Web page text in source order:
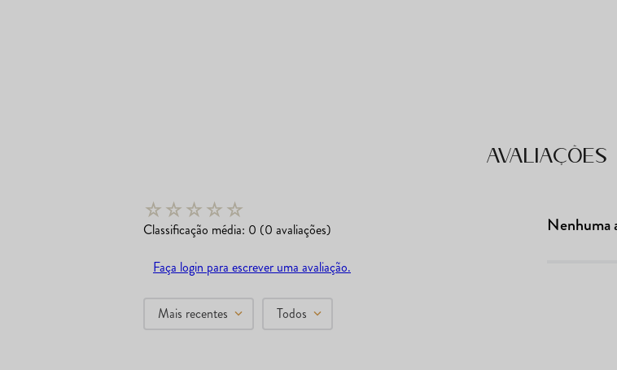
Avaliações
☆☆☆☆☆
Classificação média: 0 (0 avaliações)
Faça login para escrever uma avaliação.
Mais recentes Todos
Nenhuma